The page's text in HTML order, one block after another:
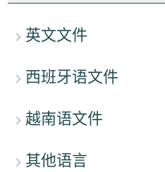
英文文件
西班牙语文件
越南语文件
其他语言